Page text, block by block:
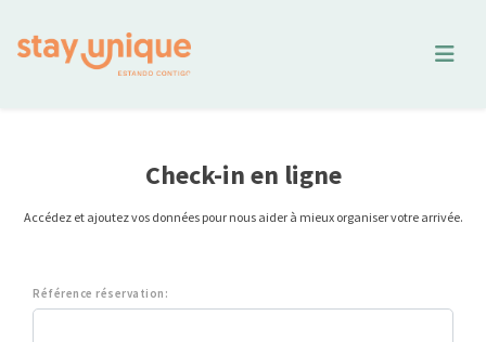
Check-in en ligne
Accédez et ajoutez vos données pour nous aider à mieux organiser votre arrivée.
Référence réservation: